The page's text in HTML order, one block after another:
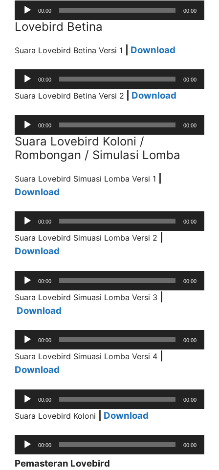
Audio
Player
00:00 00:00
Lovebird Betina
Suara Lovebird Betina Versi 1 Download
Audio
Player
00:00 00:00
Suara Lovebird Betina Versi 2 Download
Audio
Player
00:00 00:00
Suara Lovebird Koloni /
Rombongan / Simulasi Lomba
Suara Lovebird Simuasi Lomba Versi 1
Download
Audio
Player
00:00 00:00
Suara Lovebird Simuasi Lomba Versi 2
Download
Audio
Player
00:00 00:00
Suara Lovebird Simuasi Lomba Versi 3
Download
Audio
Player
00:00 00:00
Suara Lovebird Simuasi Lomba Versi 4
Download
Audio
Player
00:00 00:00
Suara Lovebird Koloni Download
Audio
Player
00:00 00:00
Pemasteran Lovebird